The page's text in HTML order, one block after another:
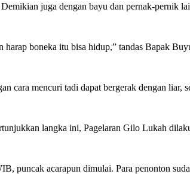
juga dengan bayu dan pernak-pernik
boneka itu bisa hidup,” tandas Bapak
cara mencuri tadi dapat bergerak dengan liar,
langka ini, Pagelaran Gilo Lukah
puncak acarapun dimulai. Para penonton